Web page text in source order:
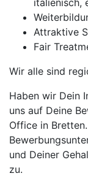
italienisch,
Attraktive
Fair
Wir alle sind
Haben wir Dein
uns auf Deine
Office in
und Deiner
zu.